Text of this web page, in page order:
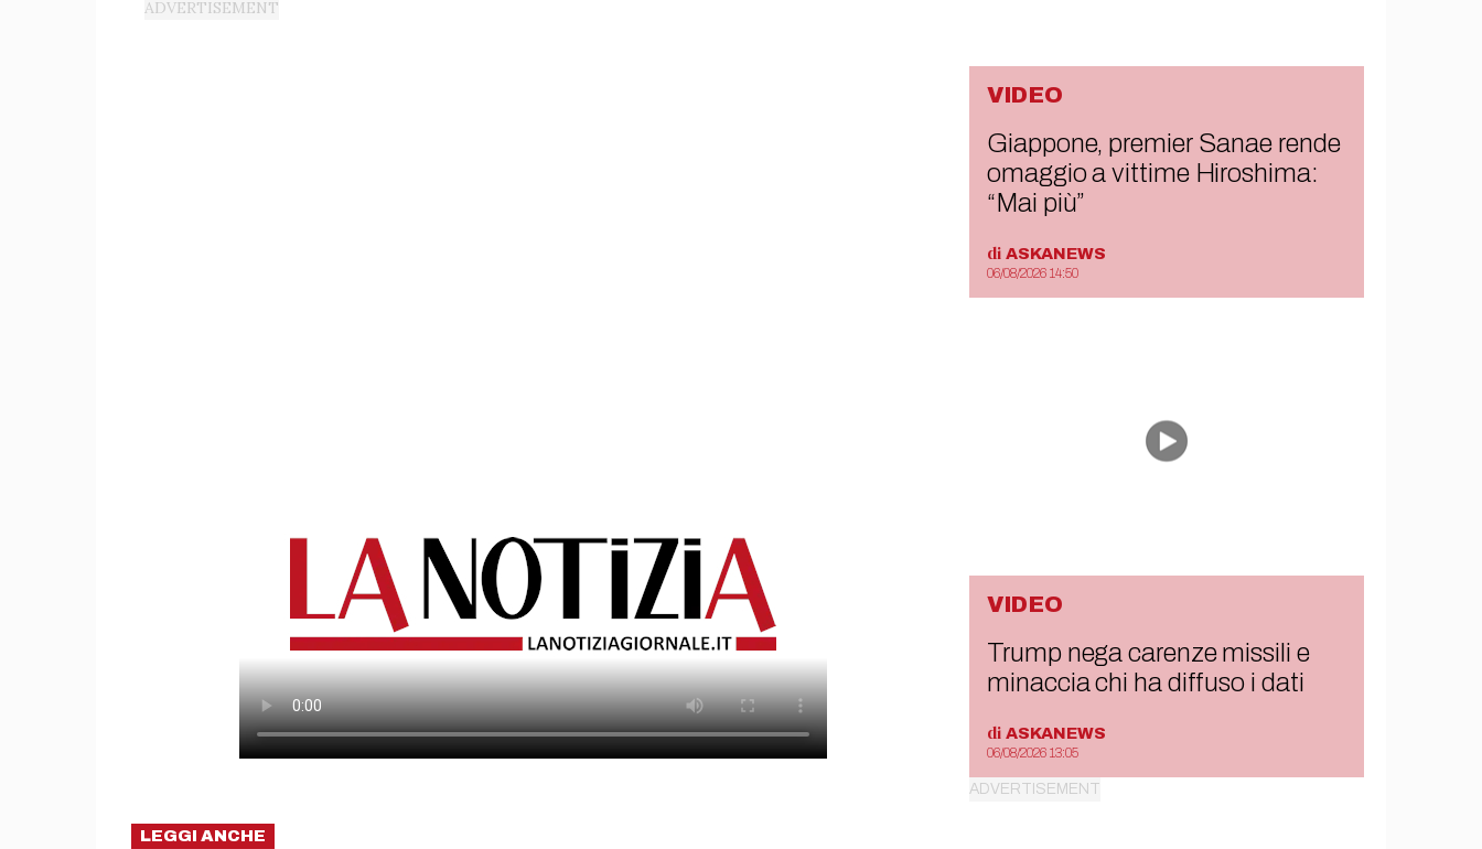
LEGGI ANCHE
VIDEO
Giappone, premier Sanae rende
omaggio a vittime Hiroshima:
“Mai più”
di ASKANEWS
06/08/2026 14:50
VIDEO
Trump nega carenze missili e
minaccia chi ha diffuso i dati
di ASKANEWS
06/08/2026 13:05